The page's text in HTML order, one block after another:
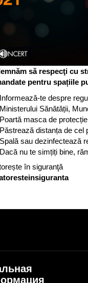
să respecţi cu
pentru spațiile
Informează-te despre
Ministerului Sănătății,
Poartă masca de
Păstrează distanța de cel
Spală sau dezinfectează
Dacă nu te simțiți bine,
în siguranţă